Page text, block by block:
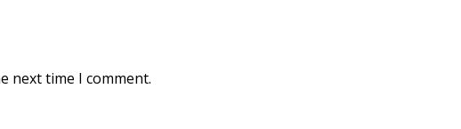
next time I comment.